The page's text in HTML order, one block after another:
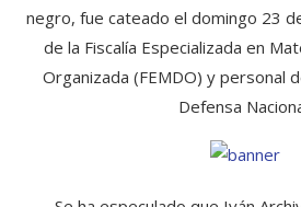
negro, fue cateado el domingo 23
de la Fiscalía Especializada en
Organizada (FEMDO) y personal
Defensa